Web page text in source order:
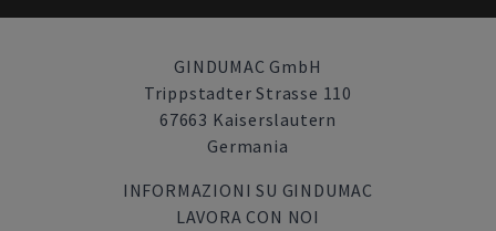
GINDUMAC GmbH
Trippstadter Strasse 110
67663 Kaiserslautern
Germania
INFORMAZIONI SU GINDUMAC
LAVORA CON NOI